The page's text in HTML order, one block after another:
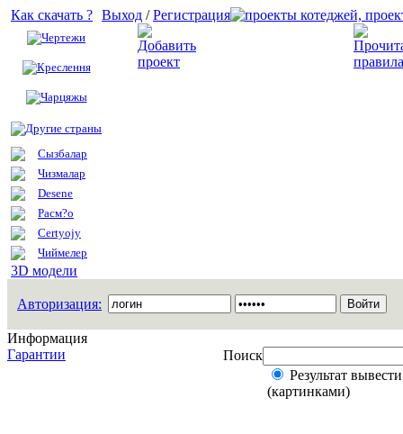
Как скачать ?
Чертежи
Креслення
Чарцяжы
Другие страны
Сызбалар
Чизмалар
Desene
Расм?о
Certyojy
Чиймелер
3D модели
Выход /Регистрация
Авторизация:
Информация
Гарантии
Поиск
Результат
(картинками)